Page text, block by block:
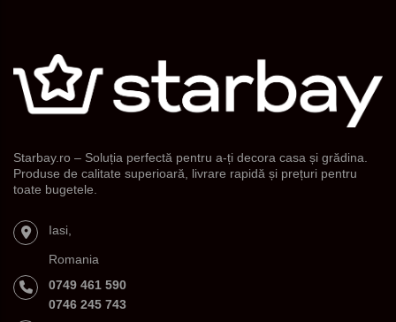
Starbay.ro – Soluția perfectă pentru a-ți decora casa și grădina.
Produse de calitate superioară, livrare rapidă și prețuri pentru
toate bugetele.
Iasi,
Romania
0749 461 590
0746 245 743